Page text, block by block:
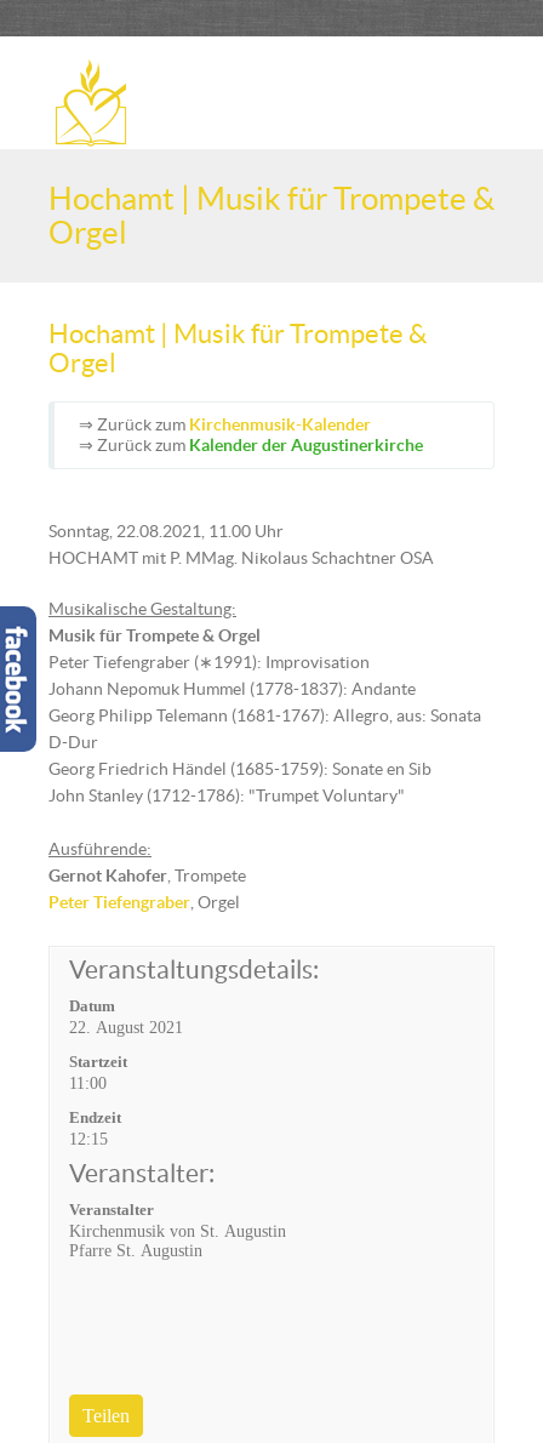
Hochamt | Musik für Trompete &
Orgel
Hochamt | Musik für Trompete &
Orgel
⇒ Zurück zum Kirchenmusik-Kalender
⇒ Zurück zum Kalender der Augustinerkirche
Sonntag, 22.08.2021, 11.00 Uhr
HOCHAMT mit P. MMag. Nikolaus Schachtner OSA
Musikalische Gestaltung:
Musik für Trompete & Orgel
Peter Tiefengraber (∗1991): Improvisation
Johann Nepomuk Hummel (1778-1837): Andante
Georg Philipp Telemann (1681-1767): Allegro, aus: Sonata
D-Dur
Georg Friedrich Händel (1685-1759): Sonate en Sib
John Stanley (1712-1786): "Trumpet Voluntary"
Ausführende:
Gernot Kahofer Trompete
Peter Tiefengraber , Orgel
Veranstaltungsdetails:
Datum
22. August 2021
Startzeit
11:00
Endzeit
12:15
Veranstalter:
Veranstalter
Kirchenmusik von St. Augustin
Pfarre St. Augustin
Teilen